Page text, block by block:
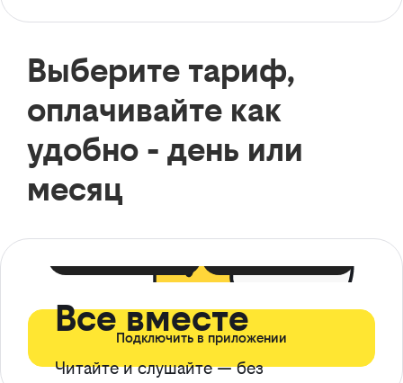
Выберите тариф,
оплачивайте как
удобно - день или
месяц
Все вместе
Читайте и слушайте — без
Подключить в приложении